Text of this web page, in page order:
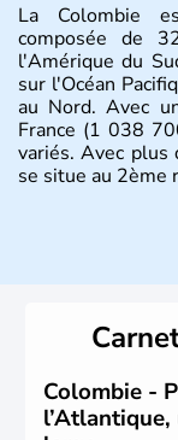
La Colombie
composée de
l'Amérique du
sur l'Océan
au Nord. Avec
France (1 038
variés. Avec
se situe au 2ème
Histoire et
en 1538, qui est
le premier
par la
une République
Colombie -